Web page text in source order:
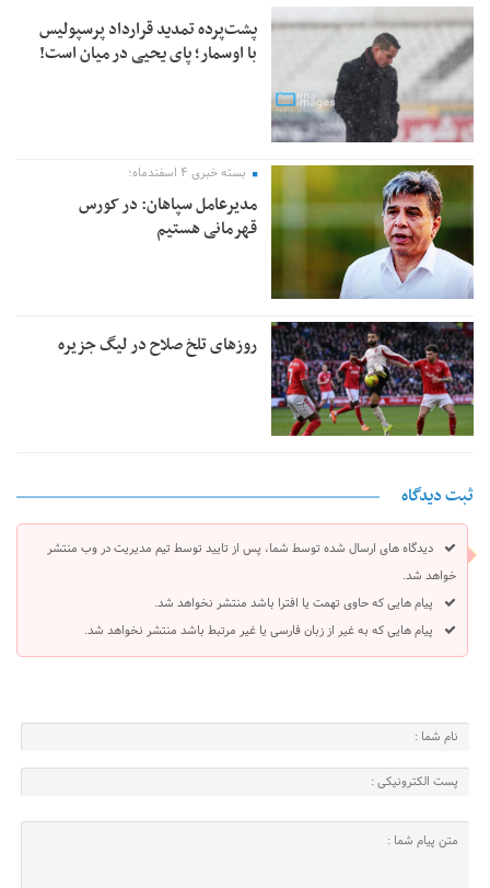
پشت‌پرده تمدید قرارداد پرسپولیس
با اوسمار؛ پای یحیی در میان است!
بسته خبری ۴ اسفندماه؛
مدیرعامل سپاهان: در کورس
قهرمانی هستیم
روزهای تلخ صلاح در لیگ جزیره
ثبت دیدگاه
دیدگاه های ارسال شده توسط شما، پس از تایید توسط تیم مدیریت در وب منتشر
خواهد شد.
پیام هایی که حاوی تهمت یا افترا باشد منتشر نخواهد شد.
پیام هایی که به غیر از زبان فارسی یا غیر مرتبط باشد منتشر نخواهد شد.